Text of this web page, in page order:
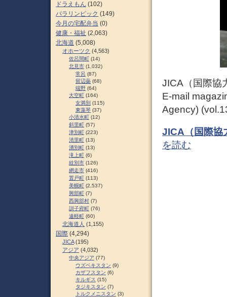
JICA（国際協
E-mail
Agency)
JICA（国際協
を読む
ドラえもん (102)
パラリンピック (149)
今月の宅配弁当 (0)
健康・福祉 (2,063)
北海道 (5,008)
オホーツク (4,563)
佐呂間町 (14)
北見市 (1,032)
常呂 (87)
留辺蘂 (68)
端野 (64)
大空町 (164)
女満別 (115)
東藻琴 (37)
小清水町 (12)
斜里町 (57)
津別町 (223)
清里町 (13)
湧別町 (13)
滝上町 (6)
紋別市 (126)
網走市 (416)
置戸町 (113)
美幌町 (2,537)
興部町 (7)
西興部村 (7)
訓子府町 (76)
遠軽町 (60)
北海道人 (1,155)
国際 (4,294)
JICA(195)
アジア (4,032)
中央アジア (77)
ウズベキスタン (9)
カザフスタン (6)
キルギス (15)
タジキスタン (7)
トルクメニスタン (3)